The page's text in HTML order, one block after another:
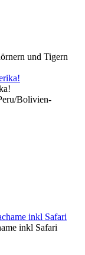
und Tigern
Bolivien-
inkl Safari